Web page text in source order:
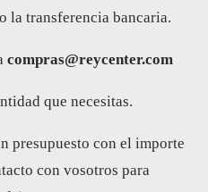
la transferencia bancaria.
compras@reycenter.com
que necesitas.
presupuesto con el importe
con vosotros para